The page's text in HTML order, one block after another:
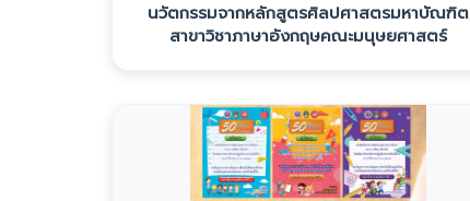
นวัตกรรมจากหลักสูตรศิลปศาสตรมหาบัณฑิต
สาขาวิชาภาษาอังกฤษคณะมนุษยศาสตร์